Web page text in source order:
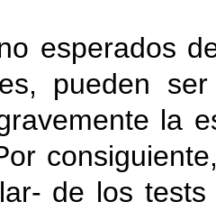
esperados
pueden
la
de los